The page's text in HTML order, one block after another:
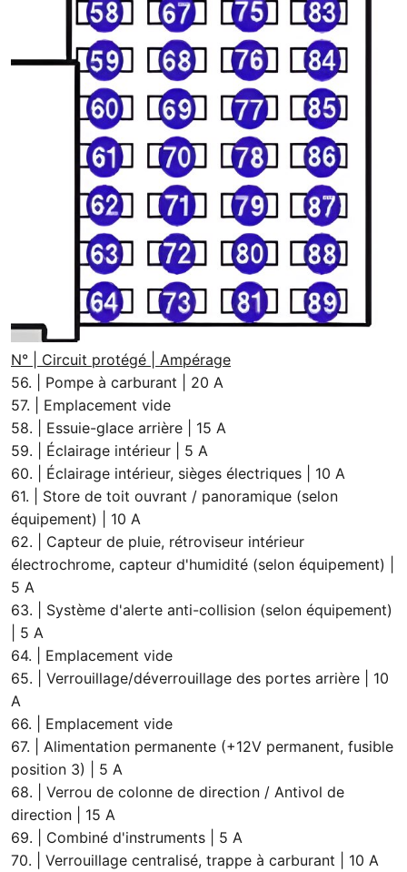
N° | Circuit protégé | Ampérage
56. | Pompe à carburant | 20 A
57. | Emplacement vide
58. | Essuie-glace arrière | 15 A
59. | Éclairage intérieur | 5 A
60. | Éclairage intérieur, sièges électriques | 10 A
61. | Store de toit ouvrant / panoramique (selon
équipement) | 10 A
62. | Capteur de pluie, rétroviseur intérieur
électrochrome, capteur d'humidité (selon équipement) |
5 A
63. | Système d'alerte anti-collision (selon équipement)
| 5 A
64. | Emplacement vide
65. | Verrouillage/déverrouillage des portes arrière | 10
A
66. | Emplacement vide
67. | Alimentation permanente (+12V permanent, fusible
position 3) | 5 A
68. | Verrou de colonne de direction / Antivol de
direction | 15 A
69. | Combiné d'instruments | 5 A
70. | Verrouillage centralisé, trappe à carburant | 10 A